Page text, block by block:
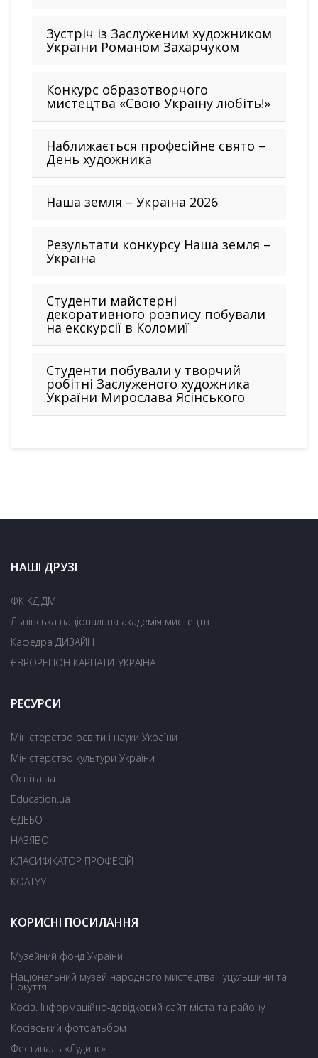
Зустріч із Заслуженим художником
України Романом Захарчуком
Конкурс образотворчого
мистецтва «Свою Україну любіть!»
Наближається професійне свято –
День художника
Наша земля – Україна 2026
Результати конкурсу Наша земля –
Україна
Студенти майстерні
декоративного розпису побували
на екскурсії в Коломиї
Студенти побували у творчий
робітні Заслуженого художника
України Мирослава Ясінського
НАШІ ДРУЗІ
ФК КДІДМ
Львівська національна академія мистецтв
Кафедра ДИЗАЙН
ЄВРОРЕГІОН КАРПАТИ-УКРАЇНА
РЕСУРСИ
Міністерство освіти і науки України
Міністерство культури України
Освіта.ua
Education.ua
ЄДЕБО
НАЗЯВО
КЛАСИФІКАТОР ПРОФЕСІЙ
КОАТУУ
КОРИСНІ ПОСИЛАННЯ
Музейний фонд України
Національний музей народного мистецтва Гуцульщини та
Покуття
Косів. Інформаційно-довідковий сайт міста та району
Косівський фотоальбом
Фестиваль «Лудинє»